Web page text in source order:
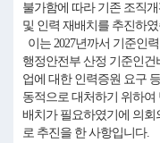
불가함에 따라 기존 조직
및 인력 재배치를 추진하
이는 2027년까서 기준인
행정안전부 산정 기준인
업에 대한 인력증원 요구
동적으로 대처하기 위하여
배치가 필요하였기에 의
로 추진을 한 사항입니다.